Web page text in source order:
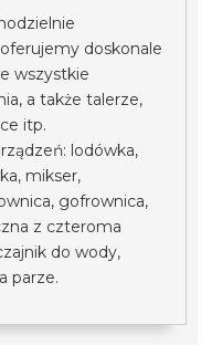
doskonale
wszystkie
a także talerze,
itp.
lodówka,
mikser,
gofrownica,
z czteroma
do wody,
parze.